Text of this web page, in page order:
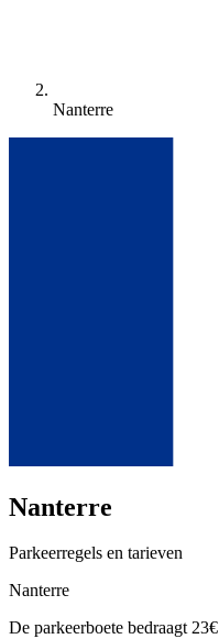
Nanterre
Nanterre
Parkeerregels en tarieven
Nanterre
De parkeerboete bedraagt 23€